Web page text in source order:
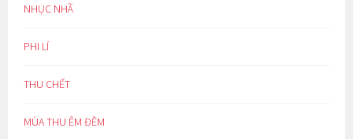
NHỤC NHÃ
PHI LÍ
THU CHẾT
MÙA THU ÊM ĐỀM